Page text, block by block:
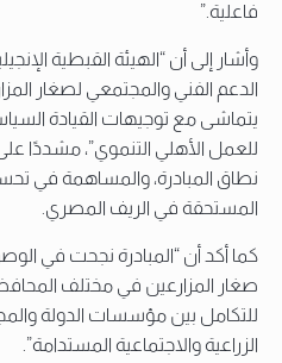
فاعلية.”
وأشار إلى أن “الهيئة القبطية
الدعم الفني والمجتمعي لصغار
يتماشى مع توجيهات القيادة
للعمل الأهلي التنموي”، مشددًا
نطاق المبادرة، والمساهمة في
المستحقة في الريف المصري.
كما أكد أن “المبادرة نجحت في
صغار المزارعين في مختلف
للتكامل بين مؤسسات الدولة
الزراعية والاجتماعية المستدامة”.